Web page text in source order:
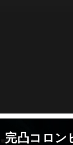
完凸コロン